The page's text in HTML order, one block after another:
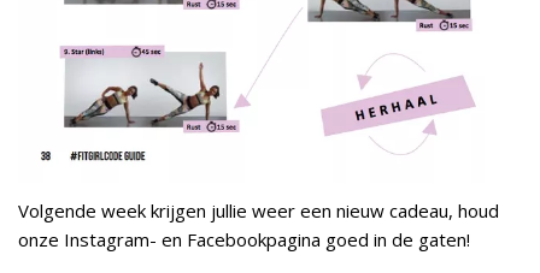
Volgende week krijgen jullie weer een nieuw cadeau, houd
onze Instagram- en Facebookpagina goed in de gaten!